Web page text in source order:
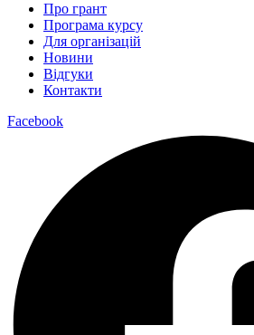
Про грант
Програма курсу
Для організацій
Новини
Відгуки
Контакти
Facebook